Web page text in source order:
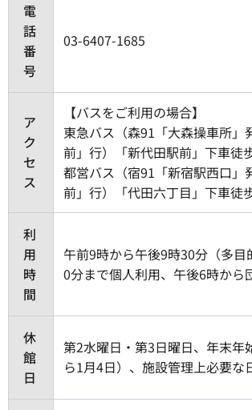
電
話
番
号
03-6407-1685
ア
ク
セ
ス
【バスをご利用の場合】
東急バス（森91「大森操車所」
前」行）「新代田駅前」下車徒
都営バス（宿91「新宿駅西口」
前」行）「代田六丁目」下車徒
利
用
時
間
午前9時から午後9時30分（多目
0分まで個人利用、午後6時から
休
館
日
第2水曜日・第3日曜日、年末年
ら1月4日）、施設管理上必要な